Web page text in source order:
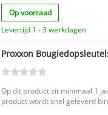
36-delige doppenset voor
Handige 1/4 inch uitvoering
toepassingen Van het bekende merk Proxxon
Productkenmerken Merk: Proxxon Type sleutel:
4006274230804 De Proxxon 23080 doppenset is
een overzichtelijke en complete
een 1/4 inch dopsleutelset
samenstelling van 36 delen
praktische set in handen voor
werkzaamheden.
Op voorraad
Levertijd 1 - 3 werkdagen
Proxxon
Op dit product zit minimaal 1
product wordt snel geleverd